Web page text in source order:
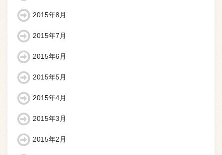
2015年8月
2015年7月
2015年6月
2015年5月
2015年4月
2015年3月
2015年2月